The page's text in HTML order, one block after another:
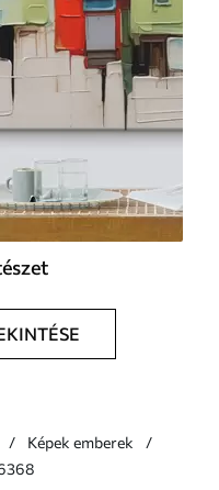
Képek emberek